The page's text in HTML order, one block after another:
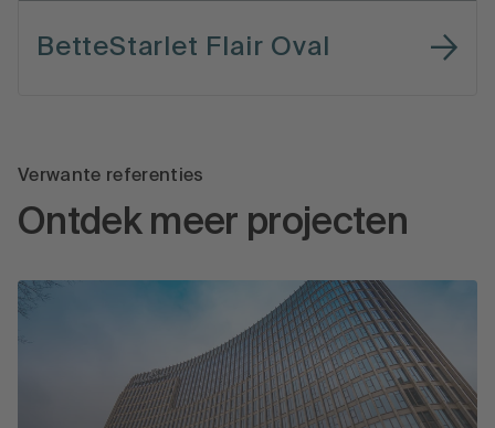
BetteStarlet Flair Oval
Verwante referenties
Ontdek meer projecten